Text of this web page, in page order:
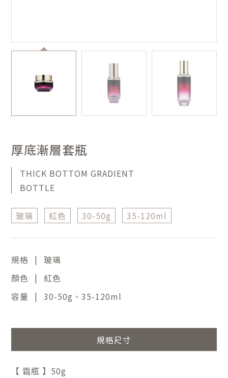
厚底漸層套瓶
THICK BOTTOM GRADIENT
BOTTLE
玻璃 紅色 30-50g 35-120ml
規格 |
玻璃
顏色 | 紅色
容量
| 30-50g、35-120ml
規格尺寸
【 霜瓶 】50g